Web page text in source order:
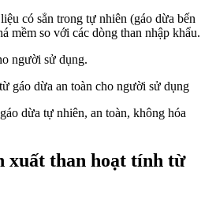
có sẳn trong tự nhiên (gáo dừa bến
mềm so với các dòng than nhập khẩu.
người sử dụng.
dừa tự nhiên, an toàn, không hóa
xuất than hoạt tính từ